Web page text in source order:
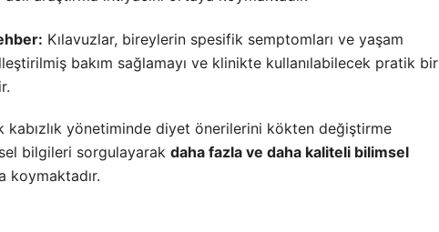
Kılavuzlar, bireylerin spesifik semptomları ve yaşam
bakım sağlamayı ve klinikte kullanılabilecek pratik bir
kabızlık yönetiminde diyet önerilerini kökten değiştirme
bilgileri sorgulayarak daha fazla ve daha kaliteli bilimsel
koymaktadır.